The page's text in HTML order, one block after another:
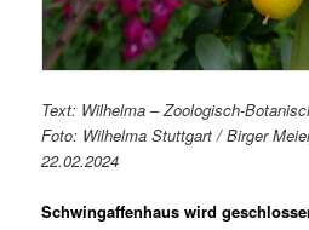
Text: Wilhelma – Zoologisch-
Foto: Wilhelma Stuttgart / Birger
22.02.2024
Schwingaffenhaus wird